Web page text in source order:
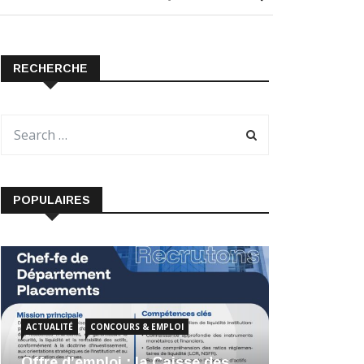
RECHERCHE
POPULAIRES
ACTUALITÉ CONCOURS & EMPLOI